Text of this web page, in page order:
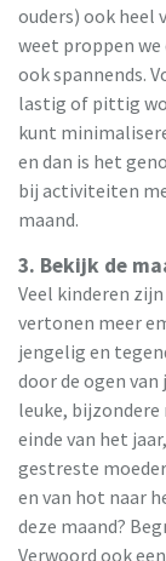
ouders) ook heel
weet proppen
ook spannends.
lastig of pittig
kunt
en dan is het
bij activiteiten
maand.
3. Bekijk de
Veel kinderen
vertonen meer
jengelig en
door de ogen
leuke,
einde van het
gestreste
en van hot naar
deze maand?
Verwoord ook